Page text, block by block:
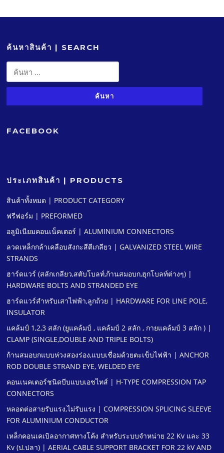
ค้นหาสินค้า | SEARCH
ค้นหา
สำหรับ:
FACEBOOK
ประเภทสินค้า | PRODUCTS
สินค้าทั้งหมด | PRODUCT CATEGORY
ฟรีฟอร์ม | PREFORMED
อลูมิเนียมคอนเน็คเตอร์ | ALUMINIUM CONNECTORS
ลวดเหล็กกล้าเคลือบสังกะสีตีเกลียว | GALVANIZED STEEL WIRE
STRANDS
ฮาร์ดแวร์ (สลักเกลียว,สตับโบลท์,ก้านสมอบก,ฮุกโบลท์ต่างๆ) |
HARDWARE BOLTS AND STRANDED EYE
ฮาร์ดแวร์สําหรับเสาไฟฟ้า,ลูกถ้วย | HARDWARE FOR LINE POLE,
INSULATOR
แคล้มป์ 1,2,3 สลัก (ยูแคล้มป์ , แคล้มป์ 2 สลัก , กายแคล้มป์ 3 สลัก ) |
CLAMP (SINGLE,DOUBLE AND TRIPLE BOLTS)
ก้านสมอบกแบบห่วงสองร่อง,แบบเชื่อมด้วยตะเข็บไฟฟ้า | ANCHOR
ROD DOUBLE STRAND EYE, WELDED EYE
คอนเนคเตอร์ชนิดบีบแบบเอชไทส์ | H-TYPE COMPRESSION TAP
CONNECTORS
หลอดต่อสายรับแรง,ไม่รับแรง | COMPRESSION SPLICING SLEEVE
FOR ALUMINIUM CONDUCTOR
เหล็กคอนเคเบิลอากาศทางโค้ง สําหรับระบบจําหน่าย 22 Kv และ 33
Kv (ป.ปลา) | AERIAL CABLE SUPPORT BRACKET FOR 22 kV AND